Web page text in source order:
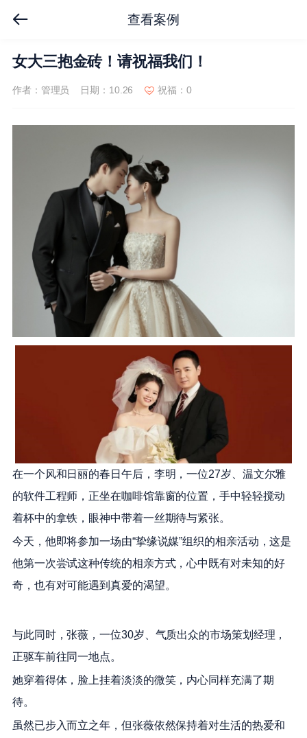
查看案例
女大三抱金砖！请祝福我们！
作者：管理员 日期：10.26 祝福：0
在一个风和日丽的春日午后，李明，一位27岁、温文尔雅
的软件工程师，正坐在咖啡馆靠窗的位置，手中轻轻搅动
着杯中的拿铁，眼神中带着一丝期待与紧张。
今天，他即将参加一场由“挚缘说媒”组织的相亲活动，这是
他第一次尝试这种传统的相亲方式，心中既有对未知的好
奇，也有对可能遇到真爱的渴望。
与此同时，张薇，一位30岁、气质出众的市场策划经理，
正驱车前往同一地点。
她穿着得体，脸上挂着淡淡的微笑，内心同样充满了期
待。
虽然已步入而立之年，但张薇依然保持着对生活的热爱和